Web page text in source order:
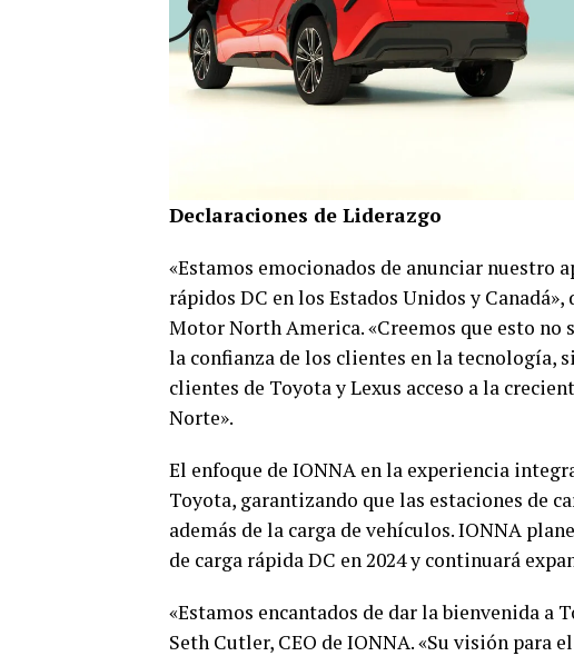
Declaraciones de Liderazgo
«Estamos emocionados de anunciar nuestro
rápidos DC en los Estados Unidos y
Motor North America. «Creemos que esto no
la confianza de los clientes en la tecnología,
clientes de Toyota y Lexus acceso a la
Norte».
El enfoque de IONNA en la experiencia
Toyota, garantizando que las estaciones de
además de la carga de vehículos. IONNA
de carga rápida DC en 2024 y continuará
«Estamos encantados de dar la bienvenida
Seth Cutler, CEO de IONNA. «Su visión